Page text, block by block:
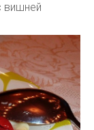
вишней